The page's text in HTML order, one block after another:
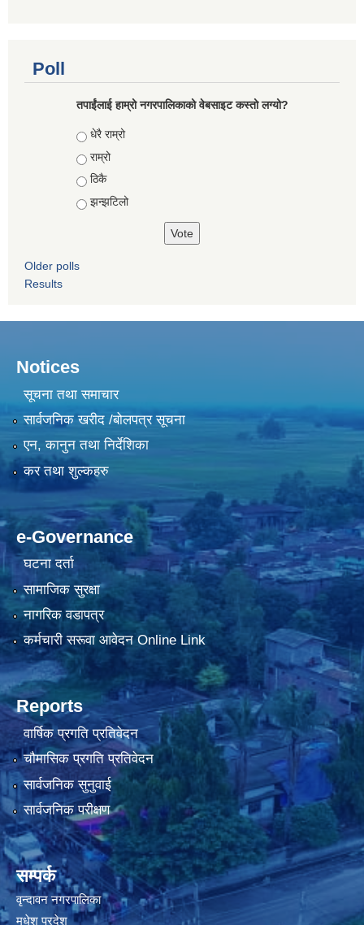
Poll
तपाईंलाई हाम्रो नगरपालिकाको वेबसाइट कस्तो लग्यो?
Choices
धेरै राम्रो
राम्रो
ठिकै
झन्झटिलो
Older polls
Results
Notices
सूचना तथा समाचार
सार्वजनिक खरीद /बोलपत्र सूचना
एन, कानुन तथा निर्देशिका
कर तथा शुल्कहरु
e-Governance
घटना दर्ता
सामाजिक सुरक्षा
नागरिक वडापत्र
कर्मचारी सरूवा आवेदन Online Link
Reports
वार्षिक प्रगति प्रतिवेदन
चौमासिक प्रगति प्रतिवेदन
सार्वजनिक सुनुवाई
सार्वजनिक परीक्षण
सम्पर्क
वृन्दावन नगरपालिका
मधेश प्रदेश